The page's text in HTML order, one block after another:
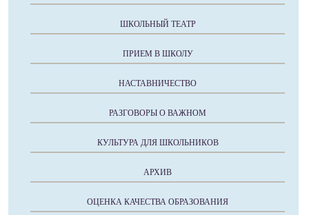
ШКОЛЬНЫЙ ТЕАТР
ПРИЕМ В ШКОЛУ
НАСТАВНИЧЕСТВО
РАЗГОВОРЫ О ВАЖНОМ
КУЛЬТУРА ДЛЯ ШКОЛЬНИКОВ
АРХИВ
ОЦЕНКА КАЧЕСТВА ОБРАЗОВАНИЯ